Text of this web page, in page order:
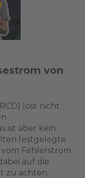
von
löst nicht
ist aber kein
festgelegte
Fehlerstrom
auf die
zu achten.